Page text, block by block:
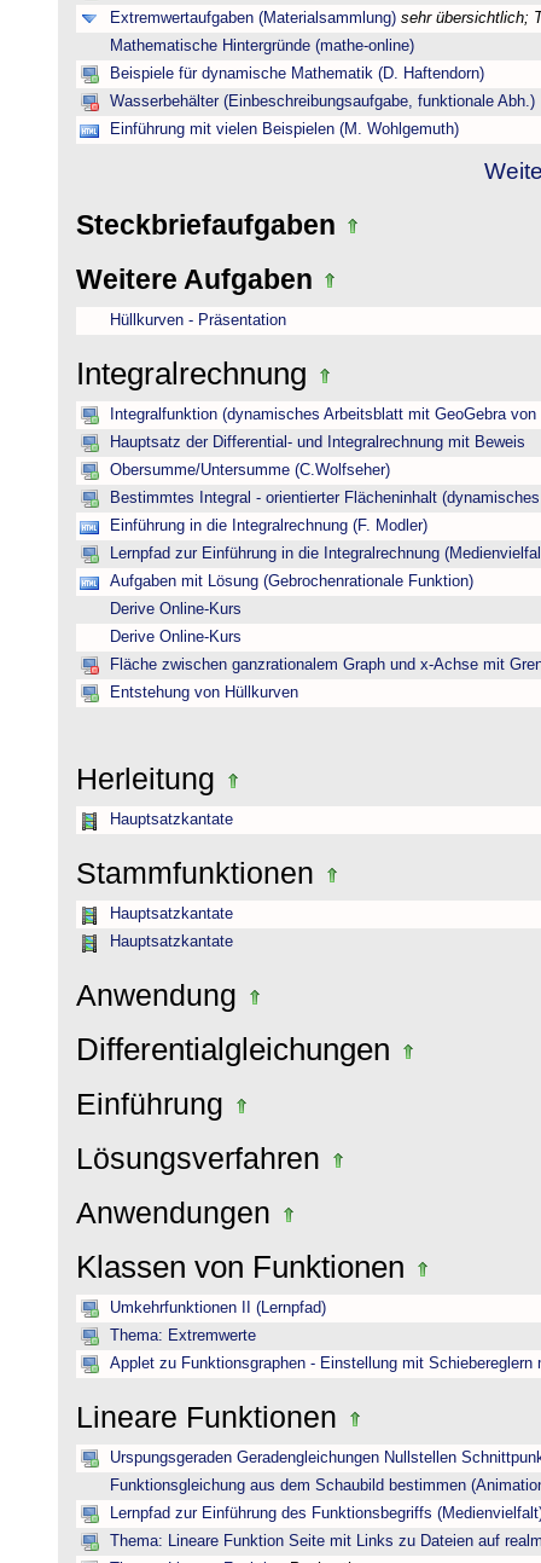
Extremwertaufgaben (Materialsammlung) sehr übersichtlich;
Mathematische Hintergründe (mathe-online)
Beispiele für dynamische Mathematik (D. Haftendorn)
Wasserbehälter (Einbeschreibungsaufgabe, funktionale Abh.)
Einführung mit vielen Beispielen (M. Wohlgemuth)
Steckbriefaufgaben
Weitere Aufgaben
Hüllkurven - Präsentation
Integralrechnung
Integralfunktion (dynamisches Arbeitsblatt mit GeoGebra
Hauptsatz der Differential- und Integralrechnung mit Beweis
Obersumme/Untersumme (C.Wolfseher)
Bestimmtes Integral - orientierter Flächeninhalt
Einführung in die Integralrechnung (F. Modler)
Lernpfad zur Einführung in die Integralrechnung
Aufgaben mit Lösung (Gebrochenrationale Funktion)
Derive Online-Kurs
Derive Online-Kurs
Fläche zwischen ganzrationalem Graph und x-Achse mit
Entstehung von Hüllkurven
Herleitung
Hauptsatzkantate
Stammfunktionen
Hauptsatzkantate
Hauptsatzkantate
Anwendung
Differentialgleichungen
Einführung
Lösungsverfahren
Anwendungen
Klassen von Funktionen
Umkehrfunktionen II (Lernpfad)
Thema: Extremwerte
Applet zu Funktionsgraphen - Einstellung mit Schiebereglern
Lineare Funktionen
Urspungsgeraden Geradengleichungen Nullstellen
Funktionsgleichung aus dem Schaubild bestimmen
Lernpfad zur Einführung des Funktionsbegriffs
Thema: Lineare Funktion Seite mit Links zu Dateien auf